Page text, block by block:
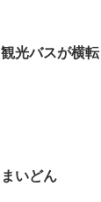
観光バスが横転
まいどん